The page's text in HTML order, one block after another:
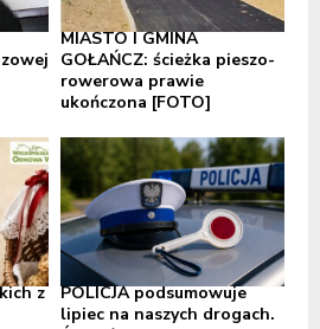
MIASTO I GMINA
GOŁAŃCZ: ścieżka pieszo-
rowerowa prawie
ukończona [FOTO]
z
POLICJA podsumowuje
lipiec na naszych drogach.